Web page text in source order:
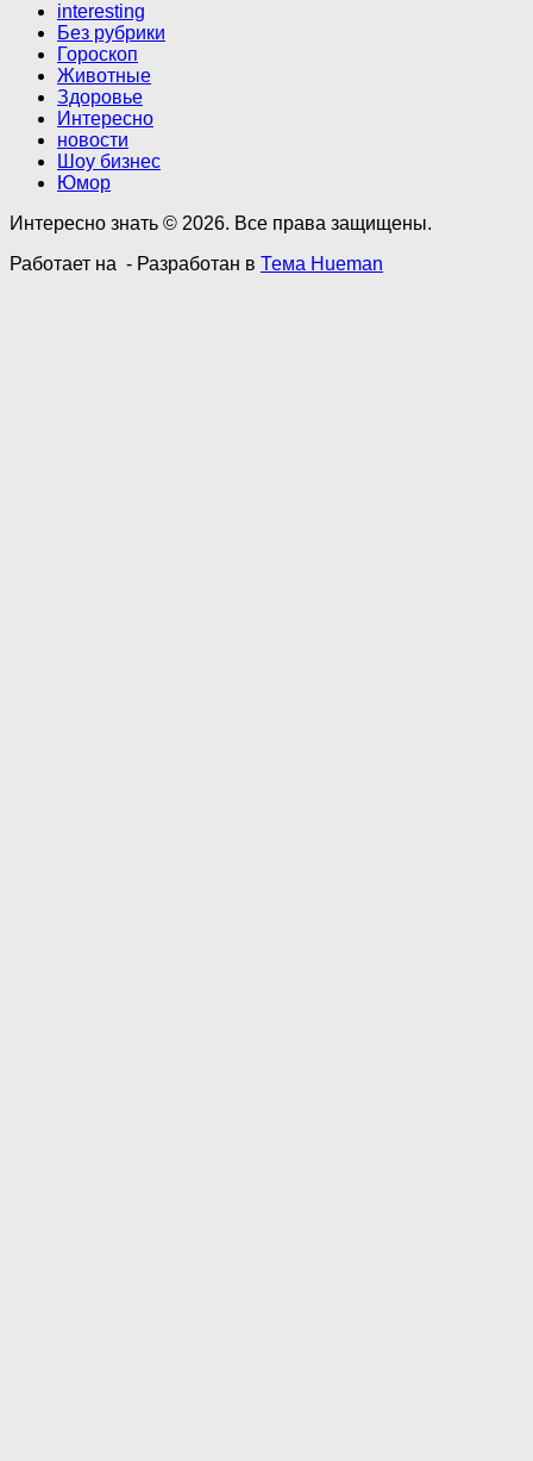
interesting
Без рубрики
Гороскоп
Животные
Здоровье
Интересно
новости
Шоу бизнес
Юмор
Интересно знать © 2026. Все права защищены.
Работает на - Разработан в Тема Hueman